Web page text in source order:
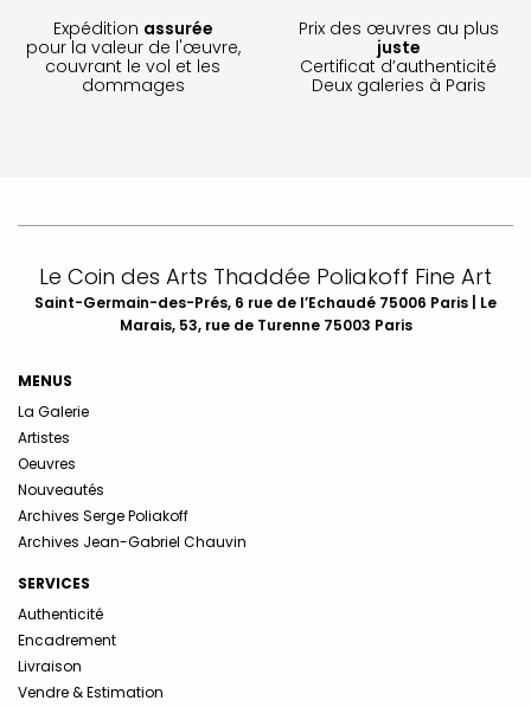
Expédition assurée
pour la valeur de l'œuvre,
couvrant le vol et les
dommages
Prix des œuvres au plus
juste
Certificat d’authenticité
Deux galeries à Paris
Le Coin des Arts Thaddée Poliakoff Fine Art
Saint-Germain-des-Prés, 6 rue de l’Echaudé 75006 Paris | Le
Marais, 53, rue de Turenne 75003 Paris
MENUS
La Galerie
Artistes
Oeuvres
Nouveautés
Archives Serge Poliakoff
Archives Jean-Gabriel Chauvin
SERVICES
Authenticité
Encadrement
Livraison
Vendre & Estimation